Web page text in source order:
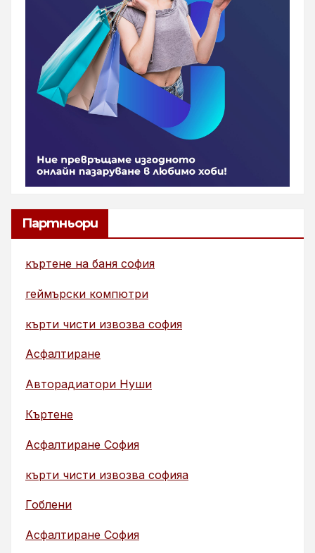
Партньори
къртене на баня софия
геймърски компютри
кърти чисти извозва софия
Асфалтиране
Авторадиатори Нуши
Къртене
Асфалтиране София
кърти чисти извозва софияа
Гоблени
Асфалтиране София